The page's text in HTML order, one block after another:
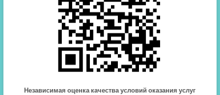
Независимая оценка качества условий оказания услуг